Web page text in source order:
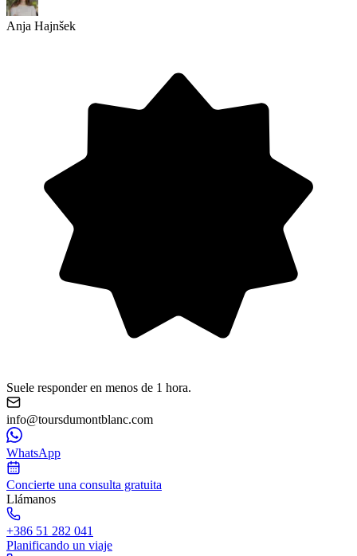
Anja Hajnšek
Suele responder en menos de 1 hora.
info@toursdumontblanc.com
WhatsApp
Concierte una consulta gratuita
Llámanos
+386 51 282 041
Planificando un viaje